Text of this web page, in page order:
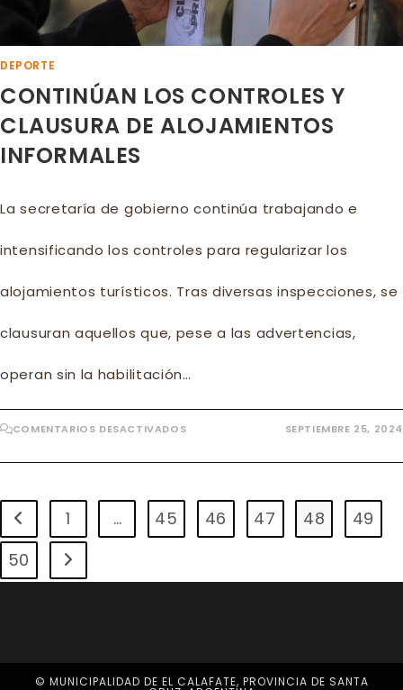
DEPORTE
CONTINÚAN LOS CONTROLES Y
CLAUSURA DE ALOJAMIENTOS
INFORMALES
La secretaría de gobierno continúa trabajando e
intensificando los controles para regularizar los
alojamientos turísticos. Tras diversas inspecciones, se
clausuran aquellos que, pese a las advertencias,
operan sin la habilitación…
COMENTARIOS DESACTIVADOSEN
CONTROLES
DE
ALOJAMIENTOS
INFORMALES
SEPTIEMBRE 25, 2024
Ir a la página anterior
1 … 45 46 47 48
49
50
Ir a la página siguiente
© MUNICIPALIDAD DE EL CALAFATE, PROVINCIA DE SANTA